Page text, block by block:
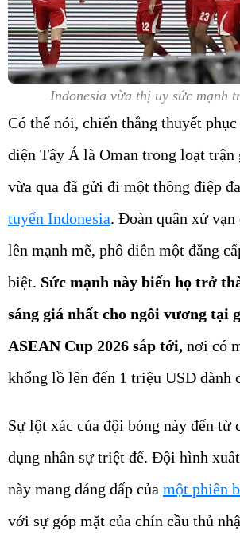
Indonesia vừa thị uy sức mạnh
Có thể nói, chiến thắng thuyết
diện Tây Á là Oman trong loạt trận
vừa qua đã gửi đi một thông điệp
tuyển Indonesia. Đoàn quân xứ vạn
lên mạnh mẽ, phô diễn một đẳng
biệt. Sức mạnh này biến họ trở
sáng giá nhất cho ngôi vương tại
ASEAN Cup 2026 sắp tới, nơi có
khổng lồ lên đến 1 triệu USD dành
Sự lột xác của đội bóng này đến từ
dụng nhân sự triệt để. Đội hình
này mang dáng dấp của một phiên
với sự góp mặt của chín cầu thủ